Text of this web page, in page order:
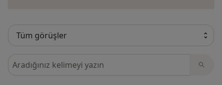
Görüşler içerisinde ara